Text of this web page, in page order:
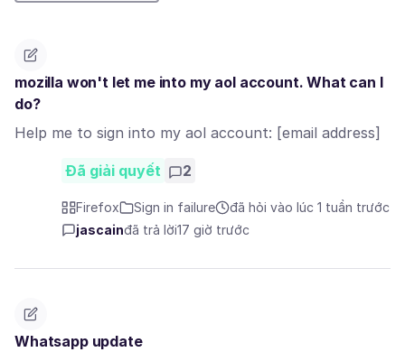
mozilla won't let me into my aol account. What can I
do?
Help me to sign into my aol account: [email address]
Đã giải quyết 2
Firefox Sign in failure
đã hỏi vào lúc 1 tuần trước
jascainđã trả lời17 giờ trước
Whatsapp update